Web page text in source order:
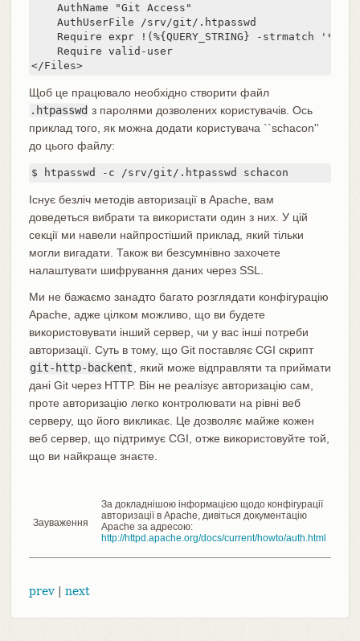
    AuthName "Git Access"
    AuthUserFile /srv/git/.htpasswd
Require expr !(%{QUERY_STRING} -strmatch
    Require valid-user
</Files>
Щоб це працювало необхідно створити файл
.htpasswd з паролями дозволених користувачів. Ось
приклад того, як можна додати користувача ``schacon''
до цього файлу:
$ htpasswd -c /srv/git/.htpasswd schacon
Існує безліч методів авторизації в Apache, вам
доведеться вибрати та використати один з них. У цій
секції ми навели найпростіший приклад, який тільки
могли вигадати. Також ви безсумнівно захочете
налаштувати шифрування даних через SSL.
Ми не бажаємо занадто багато розглядати конфігурацію
Apache, адже цілком можливо, що ви будете
використовувати інший сервер, чи у вас інші потреби
авторизації. Суть в тому, що Git поставляє CGI скрипт
git-http-backent
, який може відправляти та приймати
дані Git через HTTP. Він не реалізує авторизацію сам,
проте авторизацію легко контролювати на рівні веб
серверу, що його викликає. Це дозволяє майже кожен
веб сервер, що підтримує CGI, отже використовуйте той,
що ви найкраще знаєте.
Зауваження
За докладнішою інформацією щодо конфігурації
авторизації в Apache, дивіться документацію
Apache за адресою:
http://httpd.apache.org/docs/current/howto/auth.html
prev| next